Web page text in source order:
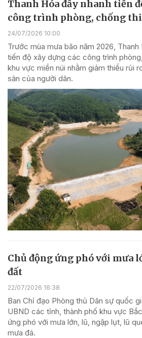
Thanh Hóa đẩy nhanh tiến
công trình phòng, chống
24/07/2026 10:00
Trước mùa mưa bão năm 2026, Thanh
tiến độ xây dựng các công trình
khu vực miền núi nhằm giảm thiểu rủi
sản của người dân.
Chủ động ứng phó với mưa
đất
22/07/2026 16:38
Ban Chỉ đạo Phòng thủ Dân sự quốc
UBND các tỉnh, thành phố khu vực
ứng phó với mưa lớn, lũ, ngập lụt, lũ
mưa đá.